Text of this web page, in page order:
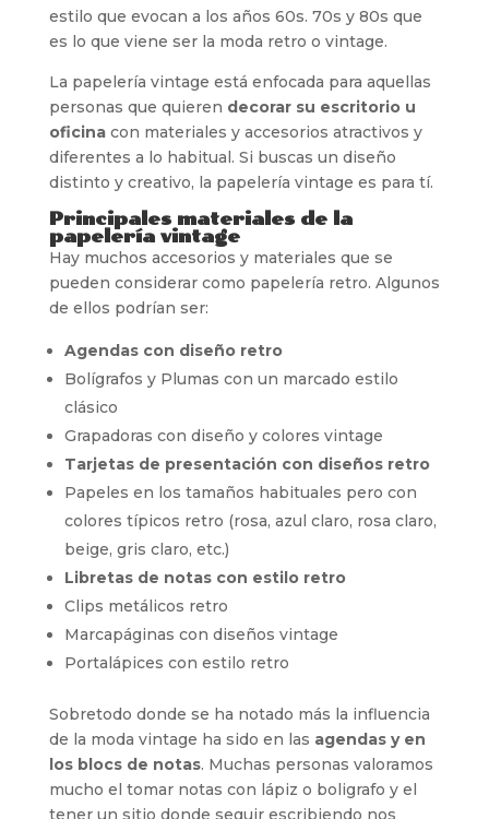
estilo que evocan a los años 60s. 70s y 80s que
es lo que viene ser la moda retro o vintage.
La papelería vintage está enfocada para aquellas
personas que quieren decorar su escritorio u
oficinacon materiales y accesorios atractivos y
diferentes a lo habitual. Si buscas un diseño
distinto y creativo, la papelería vintage es para tí.
Principales materiales de la
papelería vintage
Hay muchos accesorios y materiales que se
pueden considerar como papelería retro. Algunos
de ellos podrían ser:
Agendas con diseño retro
Bolígrafos y Plumas con un marcado estilo
clásico
Grapadoras con diseño y colores vintage
Tarjetas de presentación con diseños retro
Papeles en los tamaños habituales pero con
colores típicos retro (rosa, azul claro, rosa claro,
beige, gris claro, etc.)
Libretas de notas con estilo retro
Clips metálicos retro
Marcapáginas con diseños vintage
Portalápices con estilo retro
Sobretodo donde se ha notado más la influencia
de la moda vintage ha sido en las agendas y en
los blocs de notas. Muchas personas valoramos
mucho el tomar notas con lápiz o boligrafo y el
tener un sitio donde seguir escribiendo nos